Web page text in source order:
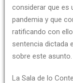
considerar que es
pandemia y que
ratificando con
sentencia dictada
sobre este asunto.
La Sala de lo